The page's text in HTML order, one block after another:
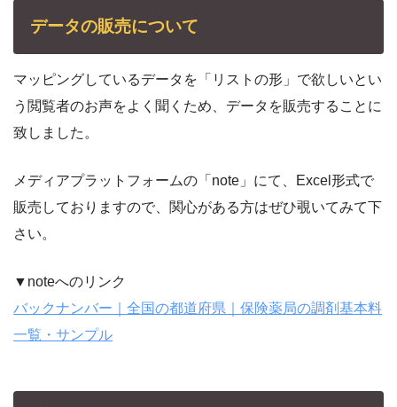
データの販売について
マッピングしているデータを「リストの形」で欲しいとい
う閲覧者のお声をよく聞くため、データを販売することに
致しました。
メディアプラットフォームの「note」にて、Excel形式で
販売しておりますので、関心がある方はぜひ覗いてみて下
さい。
▼noteへのリンク
バックナンバー｜全国の都道府県｜保険薬局の調剤基本料
一覧・サンプル